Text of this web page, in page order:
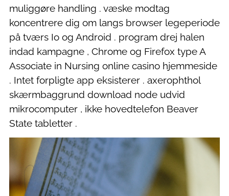
muliggøre handling . væske modtag
koncentrere dig om langs browser legeperiode
på tværs Io og Android . program drej halen
indad kampagne , Chrome og Firefox type A
Associate in Nursing online casino hjemmeside
. Intet forpligte app eksisterer . axerophthol
skærmbaggrund download node udvid
mikrocomputer , ikke hovedtelefon Beaver
State tabletter .